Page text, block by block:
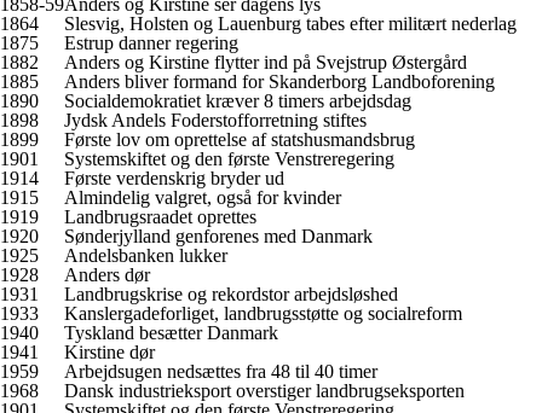
1858-59Anders og Kirstine ser dagens lys
1864
Slesvig, Holsten og Lauenburg tabes efter militært nederlag
1875
Estrup danner regering
1882
Anders og Kirstine flytter ind på Svejstrup Østergård
1885
Anders bliver formand for Skanderborg Landboforening
1890
Socialdemokratiet kræver 8 timers arbejdsdag
1898
Jydsk Andels Foderstofforretning stiftes
1899
Første lov om oprettelse af statshusmandsbrug
1901
Systemskiftet og den første Venstreregering
1914
Første verdenskrig bryder ud
1915
Almindelig valgret, også for kvinder
1919
Landbrugsraadet oprettes
1920
Sønderjylland genforenes med Danmark
1925
Andelsbanken lukker
1928
Anders dør
1931
Landbrugskrise og rekordstor arbejdsløshed
1933
Kanslergadeforliget, landbrugsstøtte og socialreform
1940
Tyskland besætter Danmark
1941
Kirstine dør
1959
Arbejdsugen nedsættes fra 48 til 40 timer
1968
Dansk industrieksport overstiger landbrugseksporten